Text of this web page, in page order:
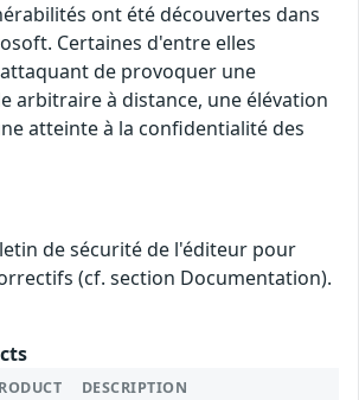
ont été découvertes dans
Certaines d'entre elles
de provoquer une
arbitraire à distance, une élévation
atteinte à la confidentialité des
de sécurité de l'éditeur pour
(cf. section Documentation).
DESCRIPTION